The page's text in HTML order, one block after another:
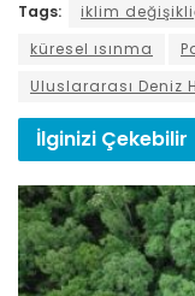
Tags: iklim
küresel ısınma
Uluslararası Deniz
İlginizi Çekebilir